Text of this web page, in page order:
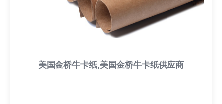
美国金桥牛卡纸,美国金桥牛卡纸供应商